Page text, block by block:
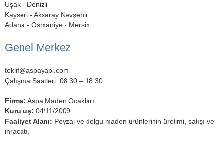
Uşak - Denizli
Kayseri - Aksaray Nevşehir
Adana - Osmaniye - Mersin
Genel Merkez
teklif@aspayapi.com
Çalışma Saatleri: 08:30 – 18:30
Firma: Aspa Maden Ocakları
Kuruluş: 04/11/2009
Faaliyet Alanı: Peyzaj ve dolgu maden ürünlerinin üretimi, satışı ve
ihracatı.